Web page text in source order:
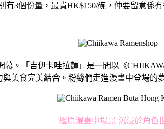
有3個份量，最貴HK$150/碗，仲要留意係
幕。「吉伊卡哇拉麵」是一間以《
美食完美結合。粉絲們走進漫畫中登場的
還原漫畫中場景 沉浸於角色